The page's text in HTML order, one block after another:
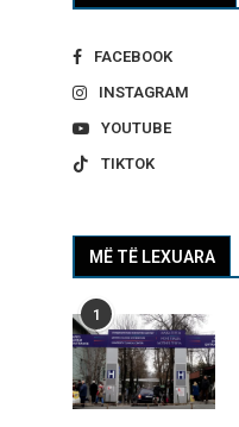
FACEBOOK
INSTAGRAM
YOUTUBE
TIKTOK
MË TË LEXUARA
1